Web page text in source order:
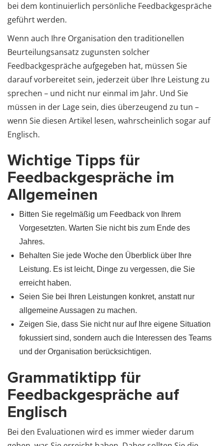
bei dem kontinuierlich persönliche Feedbackgespräche
geführt werden.
Wenn auch Ihre Organisation den traditionellen
Beurteilungsansatz zugunsten solcher
Feedbackgespräche aufgegeben hat, müssen Sie
darauf vorbereitet sein, jederzeit über Ihre Leistung zu
sprechen – und nicht nur einmal im Jahr. Und Sie
müssen in der Lage sein, dies überzeugend zu tun –
wenn Sie diesen Artikel lesen, wahrscheinlich sogar auf
Englisch.
Wichtige Tipps für
Feedbackgespräche im
Allgemeinen
Bitten Sie regelmäßig um Feedback von Ihrem
Vorgesetzten. Warten Sie nicht bis zum Ende des
Jahres.
Behalten Sie jede Woche den Überblick über Ihre
Leistung. Es ist leicht, Dinge zu vergessen, die Sie
erreicht haben.
Seien Sie bei Ihren Leistungen konkret, anstatt nur
allgemeine Aussagen zu machen.
Zeigen Sie, dass Sie nicht nur auf Ihre eigene Situation
fokussiert sind, sondern auch die Interessen des Teams
und der Organisation berücksichtigen.
Grammatiktipp für
Feedbackgespräche auf
Englisch
Bei den Evaluationen wird es immer wieder darum